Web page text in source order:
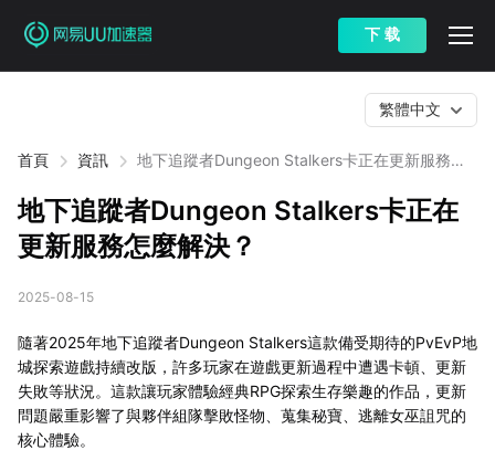
下 载
首頁 資訊
地下追蹤者Dungeon Stalkers卡正在更新服務怎
繁體中文
地下追蹤者Dungeon Stalkers卡正在
更新服務怎麼解決？
2025-08-15
隨著2025年地下追蹤者Dungeon Stalkers這款備受期待的PvEvP地
城探索遊戲持續改版，許多玩家在遊戲更新過程中遭遇卡頓、更新
失敗等狀況。這款讓玩家體驗經典RPG探索生存樂趣的作品，更新
問題嚴重影響了與夥伴組隊擊敗怪物、蒐集秘寶、逃離女巫詛咒的
核心體驗。